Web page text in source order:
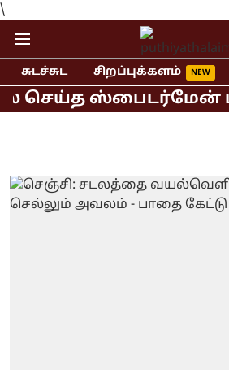
\
சுடச்சுட சிறப்புக்களம்
ஸ்பைடர்மேன்